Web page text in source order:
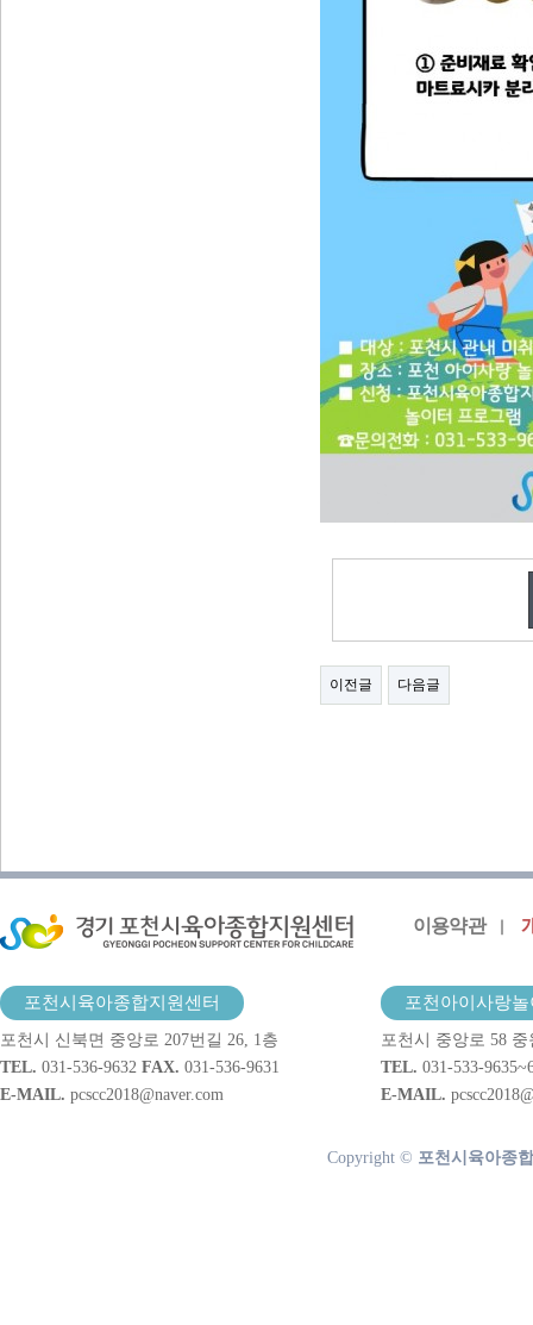
이전글 다음글
이용약관
포천시육아종합지원센터
포천시 신북면 중앙로 207번길 26, 1층
TEL. 031-536-9632 FAX. 031-536-9631
E-MAIL. pcscc2018@naver.com
포천아이사랑
포천시 중앙로 58
TEL. 031-533-
E-MAIL.
Copyright © 포천시육아종